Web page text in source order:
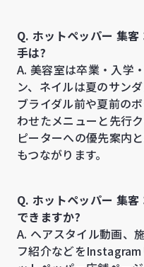
Q. ホットペッパー 集
手は?
A. 美容室は卒業・入学
ン、ネイルは夏のサン
ブライダル前や夏前の
わせたメニューと先行
ピーターへの優先案内
もつながります。
Q. ホットペッパー 集
できますか?
A. ヘアスタイル動画、
フ紹介などを